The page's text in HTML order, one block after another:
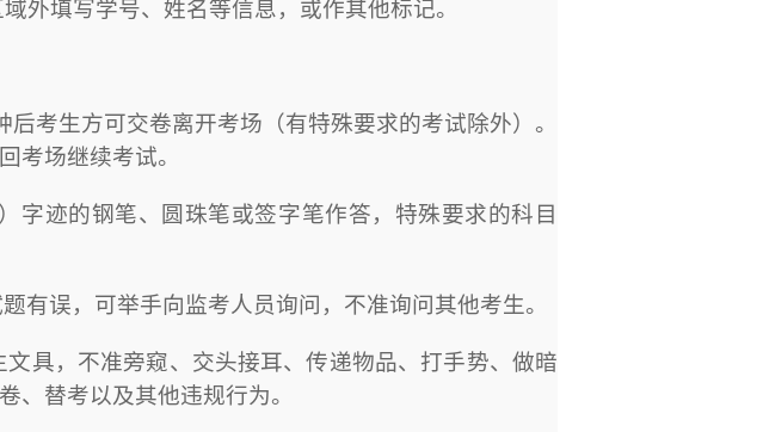
外填写学号、姓名等信息，或作其他标记。
后考生方可交卷离开考场（有特殊要求的考试除外）。
考场继续考试。
字迹的钢笔、圆珠笔或签字笔作答，特殊要求的科目
有误，可举手向监考人员询问，不准询问其他考生。
具，不准旁窥、交头接耳、传递物品、打手势、做暗
、替考以及其他违规行为。